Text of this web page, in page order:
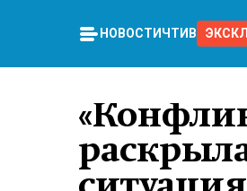
НОВОСТИ ЧТИВО